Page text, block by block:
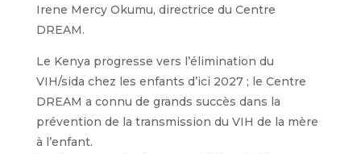
Irene Mercy Okumu, directrice du Centre
DREAM.
Le Kenya progresse vers l’élimination du
VIH/sida chez les enfants d’ici 2027 ; le Centre
DREAM a connu de grands succès dans la
prévention de la transmission du VIH de la mère
à l’enfant.